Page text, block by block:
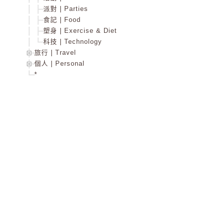
派對 | Parties
食記 | Food
塑身 | Exercise & Diet
科技 | Technology
旅行 | Travel
個人 | Personal
*